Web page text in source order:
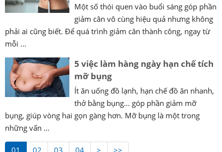
Một số thói quen vào buổi sáng góp phần
giảm cân vô cùng hiệu quả nhưng không
phải ai cũng biết. Để quá trình giảm cân thành công, ngay từ
mỗi ...
5 việc làm hàng ngày hạn chế tích
mỡ bụng
Ít ăn uống đồ lạnh, hạn chế đồ ăn nhanh,
thở bằng bụng... góp phần giảm mỡ
bụng, giúp vòng hai gọn gàng hơn. Mỡ bụng là một trong
những vấn ...